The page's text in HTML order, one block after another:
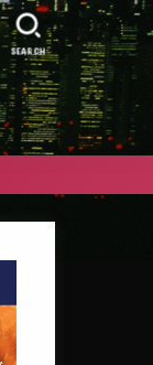
SEARCH